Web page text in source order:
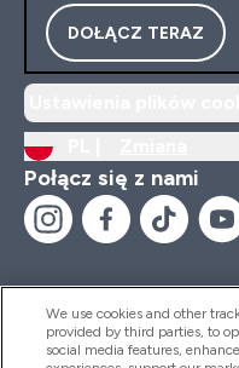
DOŁĄCZ TERAZ
Połącz się z nami
Pomoc I Informacja
We use cookies and other
provided by third parties, to
social media features,